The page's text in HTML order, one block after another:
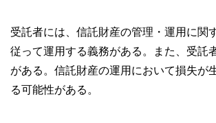
受託者には、信託財産の管理・運用に関
従って運用する義務がある。また、受託
がある。信託財産の運用において損失が
る可能性がある。